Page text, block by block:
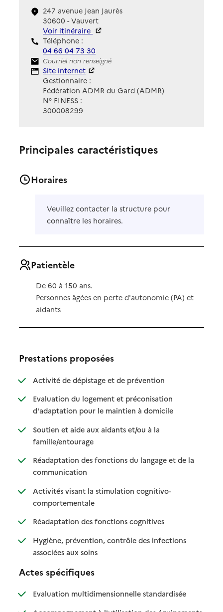
247 avenue Jean Jaurès
30600 - Vauvert
Voir itinéraire
Téléphone :
04 66 04 73 30
Contact
Courriel non renseigné
Site Internet
Site internet
Gestionnaire :
Fédération ADMR du Gard (ADMR)
N° FINESS :
300008299
Principales caractéristiques
Horaires
Veuillez contacter la structure pour
connaître les horaires.
Patientèle
De 60 à 150 ans.
Personnes âgées en perte d'autonomie (PA) et
aidants
Prestations proposées
Activité de dépistage et de prévention: disponible
: non disponible
Evaluation du logement et préconisation
d'adaptation pour le maintien à domicile: disponible
: non disponible
Soutien et aide aux aidants et/ou à la
famille/entourage: disponible
: non disponible
Réadaptation des fonctions du langage et de la
communication: disponible
: non disponible
Activités visant la stimulation cognitivo-
comportementale: disponible
: non disponible
Réadaptation des fonctions cognitives: disponible
: non disponible
Hygiène, prévention, contrôle des infections
associées aux soins: disponible
: non disponible
Actes spécifiques
Evaluation multidimensionnelle standardisée: disponible
: non